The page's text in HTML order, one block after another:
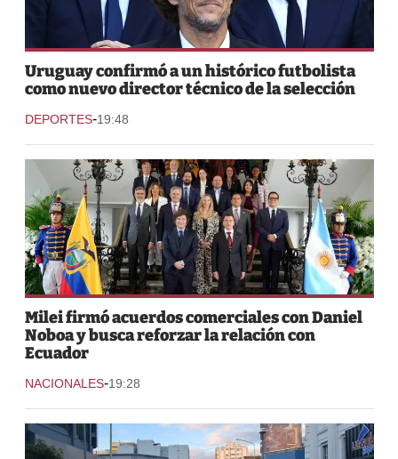
Uruguay confirmó a un histórico futbolista
como nuevo director técnico de la selección
DEPORTES-19:48
Milei firmó acuerdos comerciales con Daniel
Noboa y busca reforzar la relación con
Ecuador
NACIONALES-19:28